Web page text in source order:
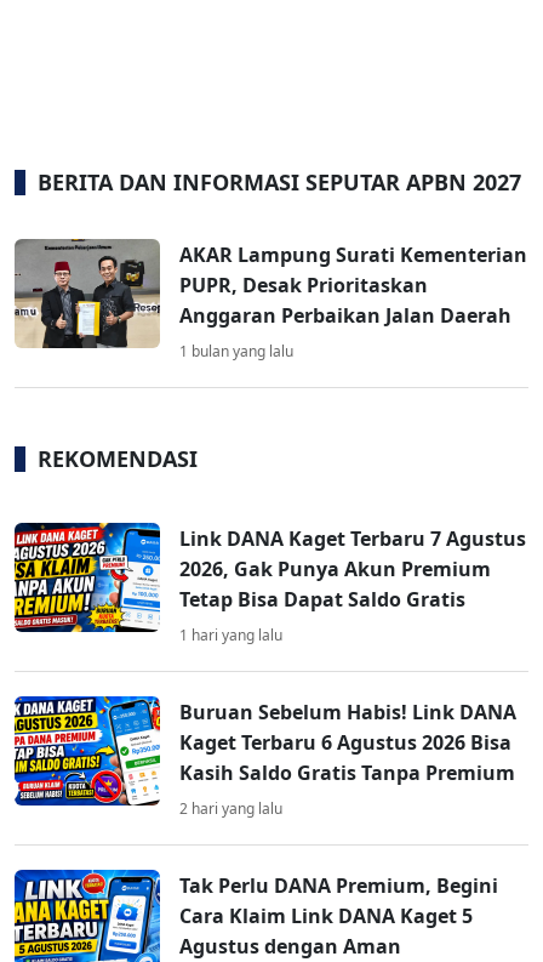
BERITA DAN INFORMASI SEPUTAR APBN 2027
AKAR Lampung Surati Kementerian
PUPR, Desak Prioritaskan
Anggaran Perbaikan Jalan Daerah
1 bulan yang lalu
REKOMENDASI
Link DANA Kaget Terbaru 7 Agustus
2026, Gak Punya Akun Premium
Tetap Bisa Dapat Saldo Gratis
1 hari yang lalu
Buruan Sebelum Habis! Link DANA
Kaget Terbaru 6 Agustus 2026 Bisa
Kasih Saldo Gratis Tanpa Premium
2 hari yang lalu
Tak Perlu DANA Premium, Begini
Cara Klaim Link DANA Kaget 5
Agustus dengan Aman